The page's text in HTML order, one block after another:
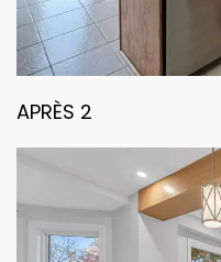
APRÈS 2